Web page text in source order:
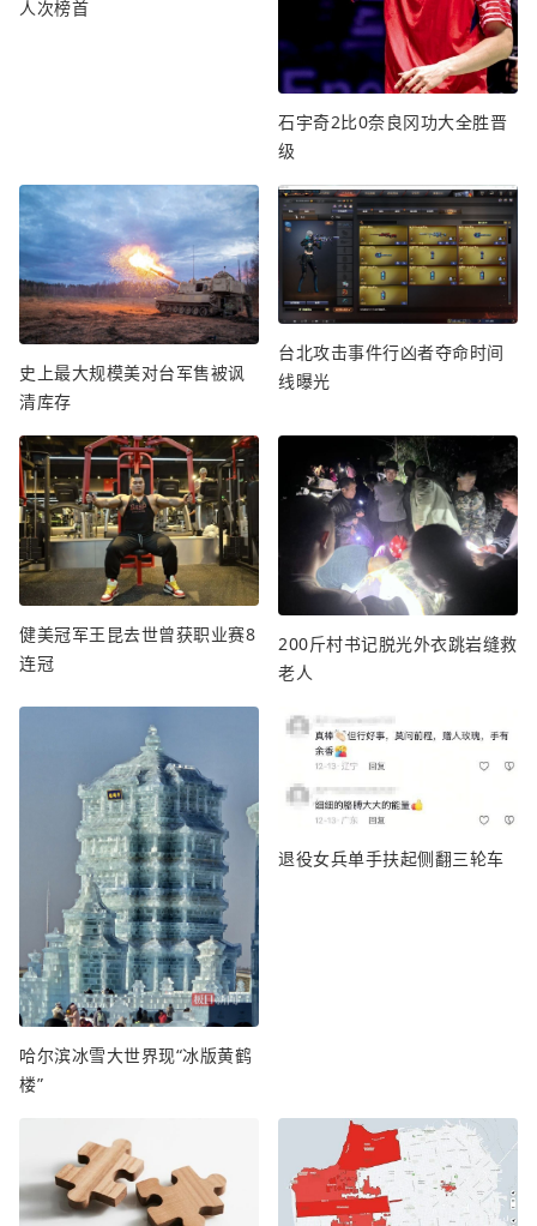
人次榜首
石宇奇2比0奈良冈功大全胜晋
级
史上最大规模美对台军售被讽
清库存
台北攻击事件行凶者夺命时间
线曝光
健美冠军王昆去世曾获职业赛8
连冠
200斤村书记脱光外衣跳岩缝救
老人
哈尔滨冰雪大世界现“冰版黄鹤
楼”
退役女兵单手扶起侧翻三轮车